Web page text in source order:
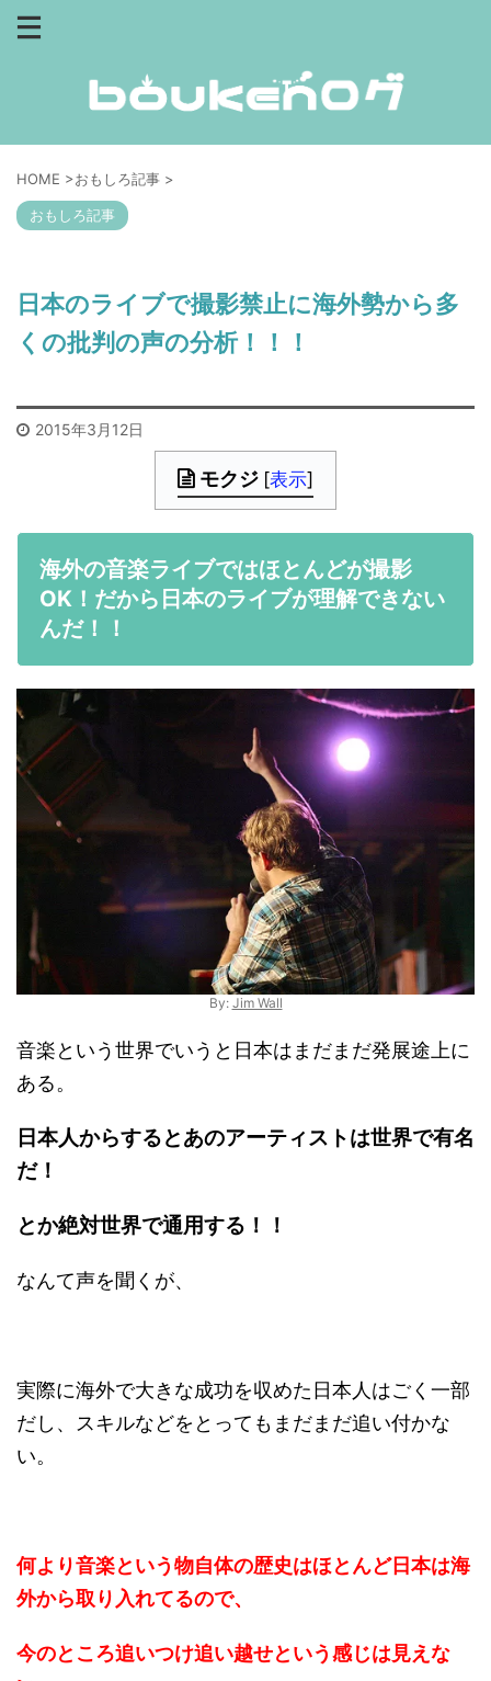
HOME >おもしろ記事 >
おもしろ記事
日本のライブで撮影禁止に海外勢から多
くの批判の声の分析！！！
2015年3月12日
モクジ [表示]
海外の音楽ライブではほとんどが撮影
OK！だから日本のライブが理解できない
んだ！！
By: Jim Wall
音楽という世界でいうと日本はまだまだ発展途上に
ある。
日本人からするとあのアーティストは世界で有名
だ！
とか絶対世界で通用する！！
なんて声を聞くが、
実際に海外で大きな成功を収めた日本人はごく一部
だし、スキルなどをとってもまだまだ追い付かな
い。
何より音楽という物自体の歴史はほとんど日本は海
外から取り入れてるので、
今のところ追いつけ追い越せという感じは見えな